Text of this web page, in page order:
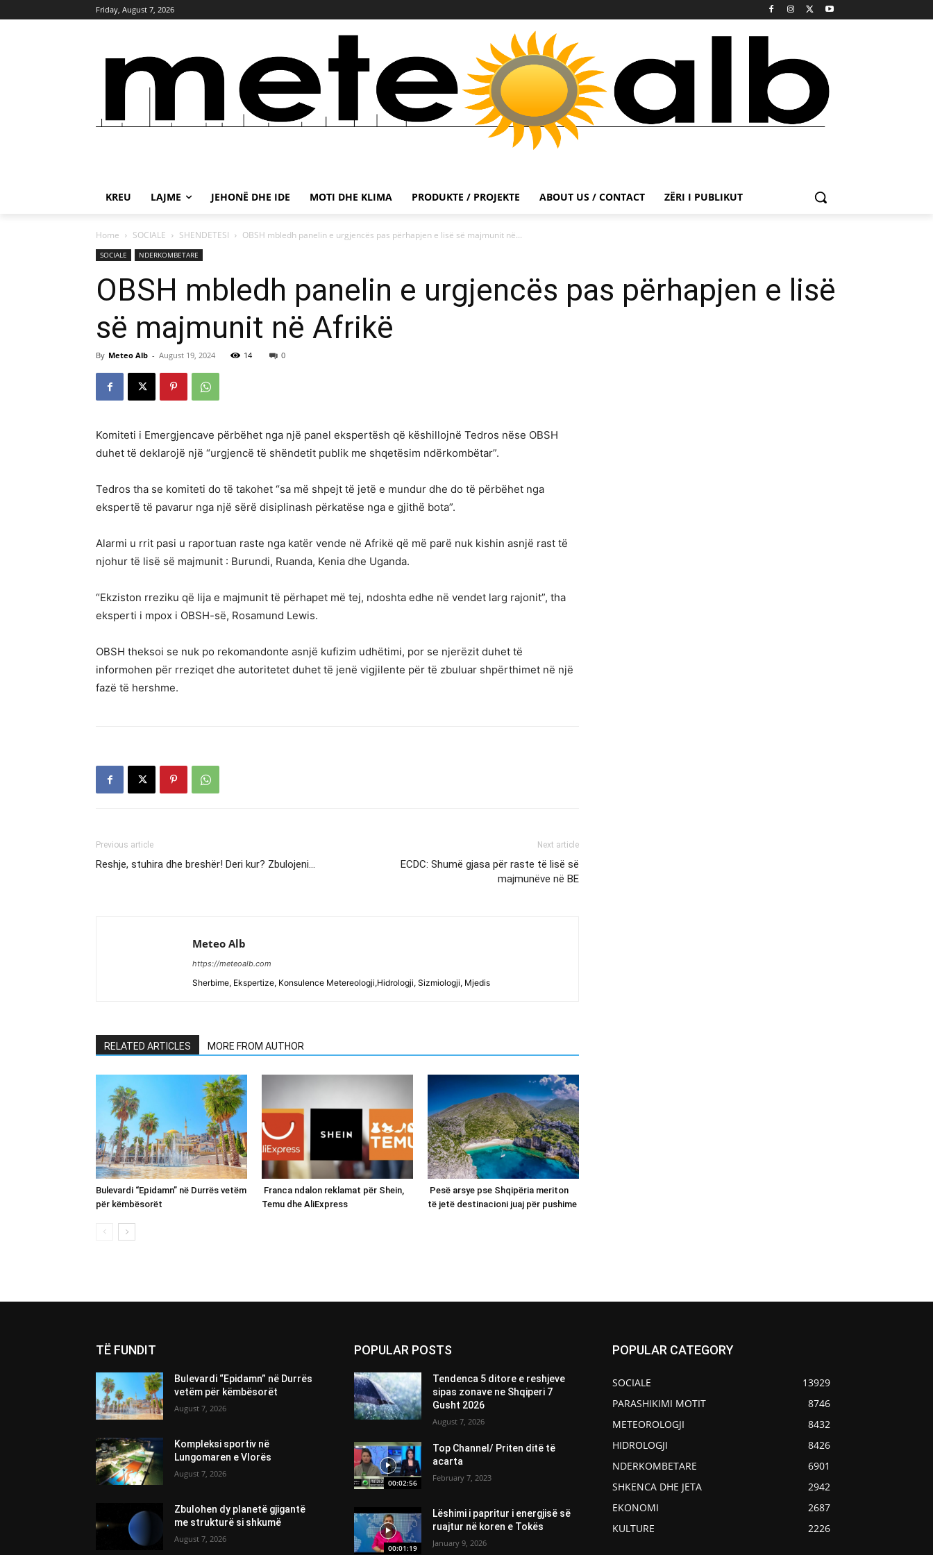
Friday, August 7, 2026
KREU LAJME JEHONË DHE IDE MOTI DHE KLIMA PRODUKTE / PROJEKTE ABOUT US / CONTACT ZËRI I PUBLIKUT
Home SOCIALE SHENDETESI OBSH mbledh panelin e urgjencës pas përhapjen e lisë së majmunit në...
SOCIALE NDERKOMBETARE
OBSH mbledh panelin e urgjencës pas përhapjen e lisë
së majmunit në Afrikë
By Meteo Alb - August 19, 2024 14 0
Komiteti i Emergjencave përbëhet nga një panel ekspertësh që këshillojnë Tedros nëse OBSH
duhet të deklarojë një “urgjencë të shëndetit publik me shqetësim ndërkombëtar”.
Tedros tha se komiteti do të takohet “sa më shpejt të jetë e mundur dhe do të përbëhet nga
ekspertë të pavarur nga një sërë disiplinash përkatëse nga e gjithë bota”.
Alarmi u rrit pasi u raportuan raste nga katër vende në Afrikë që më parë nuk kishin asnjë rast të
njohur të lisë së majmunit : Burundi, Ruanda, Kenia dhe Uganda.
“Ekziston rreziku që lija e majmunit të përhapet më tej, ndoshta edhe në vendet larg rajonit”, tha
eksperti i mpox i OBSH-së, Rosamund Lewis.
OBSH theksoi se nuk po rekomandonte asnjë kufizim udhëtimi, por se njerëzit duhet të
informohen për rreziqet dhe autoritetet duhet të jenë vigjilente për të zbuluar shpërthimet në një
fazë të hershme.
Previous article
Reshje, stuhira dhe breshër! Deri kur? Zbulojeni…
Next article
ECDC: Shumë gjasa për raste të lisë së
majmunëve në BE
Meteo Alb
https://meteoalb.com
Sherbime, Ekspertize, Konsulence Metereologji,Hidrologji, Sizmiologji, Mjedis
RELATED ARTICLES MORE FROM AUTHOR
Bulevardi “Epidamn” në Durrës vetëm
për këmbësorët
Franca ndalon reklamat për Shein,
Temu dhe AliExpress
Pesë arsye pse Shqipëria meriton
të jetë destinacioni juaj për pushime
TË FUNDIT
Bulevardi “Epidamn” në Durrës
vetëm për këmbësorët
August 7, 2026
Kompleksi sportiv në
Lungomaren e Vlorës
August 7, 2026
Zbulohen dy planetë gjigantë
me strukturë si shkumë
August 7, 2026
POPULAR POSTS
Tendenca 5 ditore e reshjeve
sipas zonave ne Shqiperi 7
Gusht 2026
August 7, 2026
00:02:56
Top Channel/ Priten ditë të
acarta
February 7, 2023
00:01:19
Lëshimi i papritur i energjisë së
ruajtur në koren e Tokës
January 9, 2026
POPULAR CATEGORY
SOCIALE
13929
PARASHIKIMI MOTIT
8746
METEOROLOGJI
8432
HIDROLOGJI
8426
NDERKOMBETARE
6901
SHKENCA DHE JETA
2942
EKONOMI
2687
KULTURE
2226